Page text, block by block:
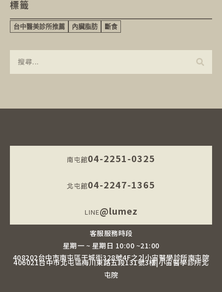
標籤
台中醫美診所推薦 內臟脂肪 斷食
南屯館04-2251-0325
北屯館04-2247-1365
LINE@lumez
客服服務時段
星期一 ~ 星期日 10:00 ~21:00
408202台中市南屯區干城街328號4F之2|小宙醫學診所南屯院
406021台中市北屯區梅川東路五段131號3樓|小宙醫學診所北
屯院